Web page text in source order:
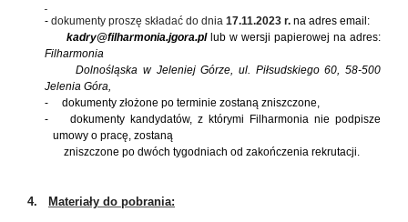
- dokumenty proszę składać do dnia 17.11.2023 r. na adres email:
kadry@filharmonia.jgora.pl lub w wersji papierowej na adres:
Filharmonia
Dolnośląska w Jeleniej Górze, ul. Piłsudskiego 60, 58-500
Jelenia Góra,
-
dokumenty złożone po terminie zostaną zniszczone,
-
dokumenty kandydatów, z którymi Filharmonia nie podpisze
umowy o pracę, zostaną
zniszczone po dwóch tygodniach od zakończenia rekrutacji.
4. Materiały do pobrania: